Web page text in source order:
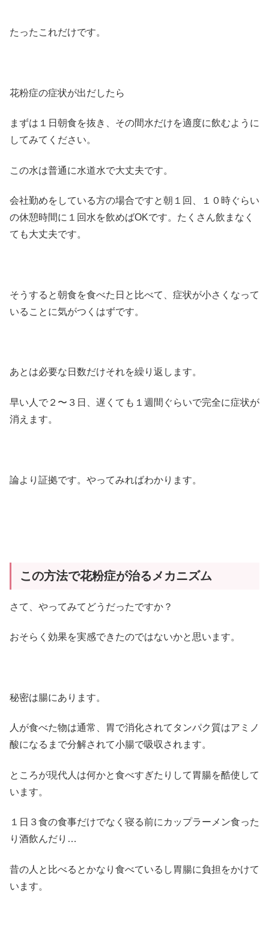
たったこれだけです。
花粉症の症状が出だしたら
まずは１日朝食を抜き、その間水だけを適度に飲むように
してみてください。
この水は普通に水道水で大丈夫です。
会社勤めをしている方の場合ですと朝１回、１０時ぐらい
の休憩時間に１回水を飲めばOKです。たくさん飲まなく
ても大丈夫です。
そうすると朝食を食べた日と比べて、症状が小さくなって
いることに気がつくはずです。
あとは必要な日数だけそれを繰り返します。
早い人で２〜３日、遅くても１週間ぐらいで完全に症状が
消えます。
論より証拠です。やってみればわかります。
この方法で花粉症が治るメカニズム
さて、やってみてどうだったですか？
おそらく効果を実感できたのではないかと思います。
秘密は腸にあります。
人が食べた物は通常、胃で消化されてタンパク質はアミノ
酸になるまで分解されて小腸で吸収されます。
ところが現代人は何かと食べすぎたりして胃腸を酷使して
います。
１日３食の食事だけでなく寝る前にカップラーメン食った
り酒飲んだり…
昔の人と比べるとかなり食べているし胃腸に負担をかけて
います。